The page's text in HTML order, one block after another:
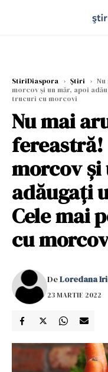
StiriDiaspora › Știri ›
morcov și un măr, apoi
trucuri cu morcovi
Nu mai
morcov și
adăugați
Cele mai
cu
DeLoredana
23 MARTIE 2022